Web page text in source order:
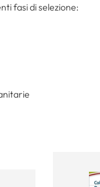
fasi di selezione: